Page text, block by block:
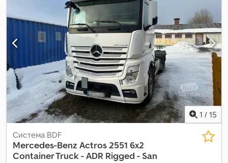
1 / 15
Система BDF
Mercedes-Benz Actros 2551 6x2
Container Truck - ADR Rigged - San